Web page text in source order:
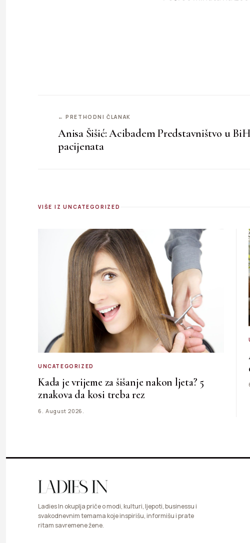
← PRETHODNI ČLANAK
Anisa Šišić: Acibadem Predstavništvo u
pacijenata
VIŠE IZ UNCATEGORIZED
UNCATEGORIZED
Kada je vrijeme za šišanje nakon ljeta? 5
znakova da kosi treba rez
6. August 2026.
Ladies In okuplja priče o modi, kulturi, ljepoti, businessu i
svakodnevnim temama koje inspirišu, informišu i prate
ritam savremene žene.